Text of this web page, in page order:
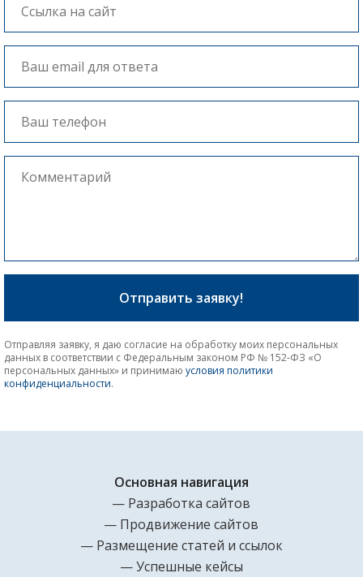
Отправляя заявку, я даю согласие на обработку моих персональных
данных в соответствии с Федеральным законом РФ № 152-ФЗ «О
персональных данных» и принимаю условия политики
конфиденциальности.
Основная навигация
Разработка сайтов
Продвижение сайтов
Размещение статей и ссылок
Успешные кейсы